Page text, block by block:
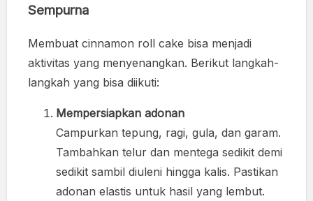
Sempurna
Membuat cinnamon roll cake bisa menjadi
aktivitas yang menyenangkan. Berikut langkah-
langkah yang bisa diikuti:
Mempersiapkan adonan
Campurkan tepung, ragi, gula, dan garam.
Tambahkan telur dan mentega sedikit demi
sedikit sambil diuleni hingga kalis. Pastikan
adonan elastis untuk hasil yang lembut.